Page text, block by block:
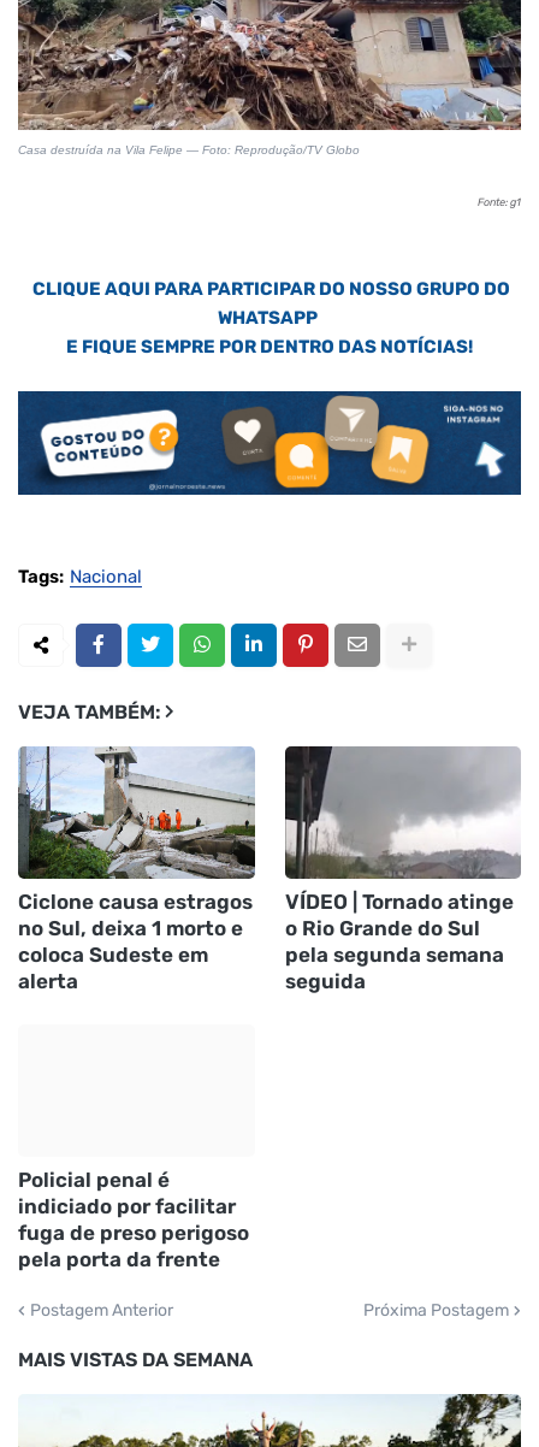
Casa destruída na Vila Felipe — Foto: Reprodução/TV Globo
Fonte: g1
CLIQUE AQUI PARA PARTICIPAR DO NOSSO GRUPO DO
WHATSAPP
E FIQUE SEMPRE POR DENTRO DAS NOTÍCIAS!
Tags: Nacional
VEJA TAMBÉM:
Ciclone causa estragos
no Sul, deixa 1 morto e
coloca Sudeste em
alerta
VÍDEO | Tornado atinge
o Rio Grande do Sul
pela segunda semana
seguida
Policial penal é
indiciado por facilitar
fuga de preso perigoso
pela porta da frente
Postagem Anterior Próxima Postagem
MAIS VISTAS DA SEMANA